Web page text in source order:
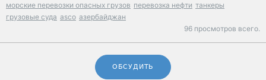
морские перевозки опасных грузов перевозка нефти танкеры
грузовые суда asco азербайджан
96 просмотров всего.
ОБСУДИТЬ